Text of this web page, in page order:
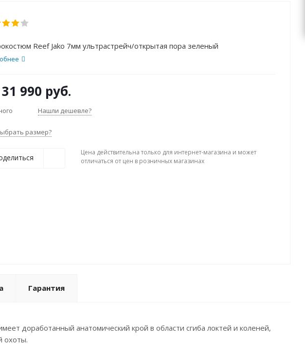
Reef Jako 7мм ультрастрейч/открытая пора зеленый
31 990 руб.
Нашли дешевле?
размер?
Цена действительна только для интернет-магазина и может
отличаться от цен в розничных магазинах
Гарантия
доработанный анатомический крой в области сгиба локтей и коленей,
охоты.